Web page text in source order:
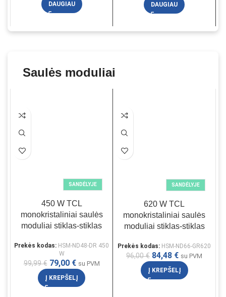
DAUGIAU DAUGIAU
Saulės moduliai
SANDĖLYJE
450 W TCL
monokristaliniai saulės
moduliai stiklas-stiklas
Prekės kodas: HSM-ND48-DR 450
W
99,99€ 79,00 € su PVM
Į KREPŠELĮ
SANDĖLYJE
620 W TCL
monokristaliniai saulės
moduliai stiklas-stiklas
Prekės kodas: HSM-ND66-GR620
96,00€ 84,48 € su PVM
Į KREPŠELĮ